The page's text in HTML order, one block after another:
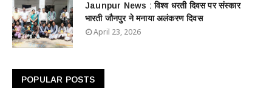
Jaunpur News : विश्व धरती दिवस पर संस्कार
भारती जौनपुर ने मनाया अलंकरण दिवस
April 23, 2026
POPULAR POSTS